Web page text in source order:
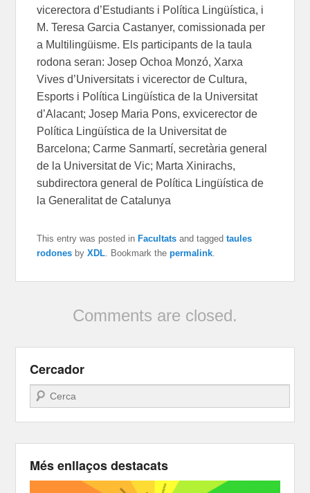
vicerectora d’Estudiants i Política Lingüística, i
M. Teresa Garcia Castanyer, comissionada per
a Multilingüisme. Els participants de la taula
rodona seran: Josep Ochoa Monzó, Xarxa
Vives d’Universitats i vicerector de Cultura,
Esports i Política Lingüística de la Universitat
d’Alacant; Josep Maria Pons, exvicerector de
Política Lingüística de la Universitat de
Barcelona; Carme Sanmartí, secretària general
de la Universitat de Vic; Marta Xinirachs,
subdirectora general de Política Lingüística de
la Generalitat de Catalunya
This entry was posted in Facultats and taggedtaules
rodones byXDL. Bookmark thepermalink.
Comments are closed.
Cercador
Search
Més enllaços destacats